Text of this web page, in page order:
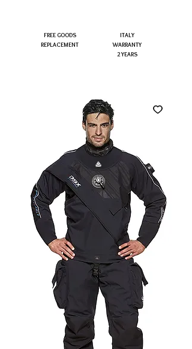
FREE GOODS
REPLACEMENT
ITALY
WARRANTY
2 YEARS